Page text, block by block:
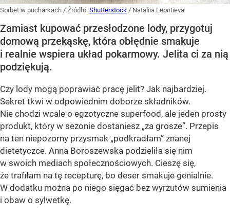
Sorbet w pucharkach / Źródło: Shutterstock / Nataliia Leontieva
Zamiast kupować przesłodzone lody, przygotuj
domową przekąskę, która obłędnie smakuje
i realnie wspiera układ pokarmowy. Jelita ci za nią
podziękują.
Czy lody mogą poprawiać pracę jelit? Jak najbardziej.
Sekret tkwi w odpowiednim doborze składników.
Nie chodzi wcale o egzotyczne superfood, ale jeden prosty
produkt, który w sezonie dostaniesz „za grosze”. Przepis
na ten niepozorny przysmak „podkradłam” znanej
dietetyczce. Anna Boroszewska podzieliła się nim
w swoich mediach społecznościowych. Cieszę się,
że trafiłam na tę recepturę, bo deser smakuje genialnie.
W dodatku można po niego sięgać bez wyrzutów sumienia
i obaw o sylwetkę.